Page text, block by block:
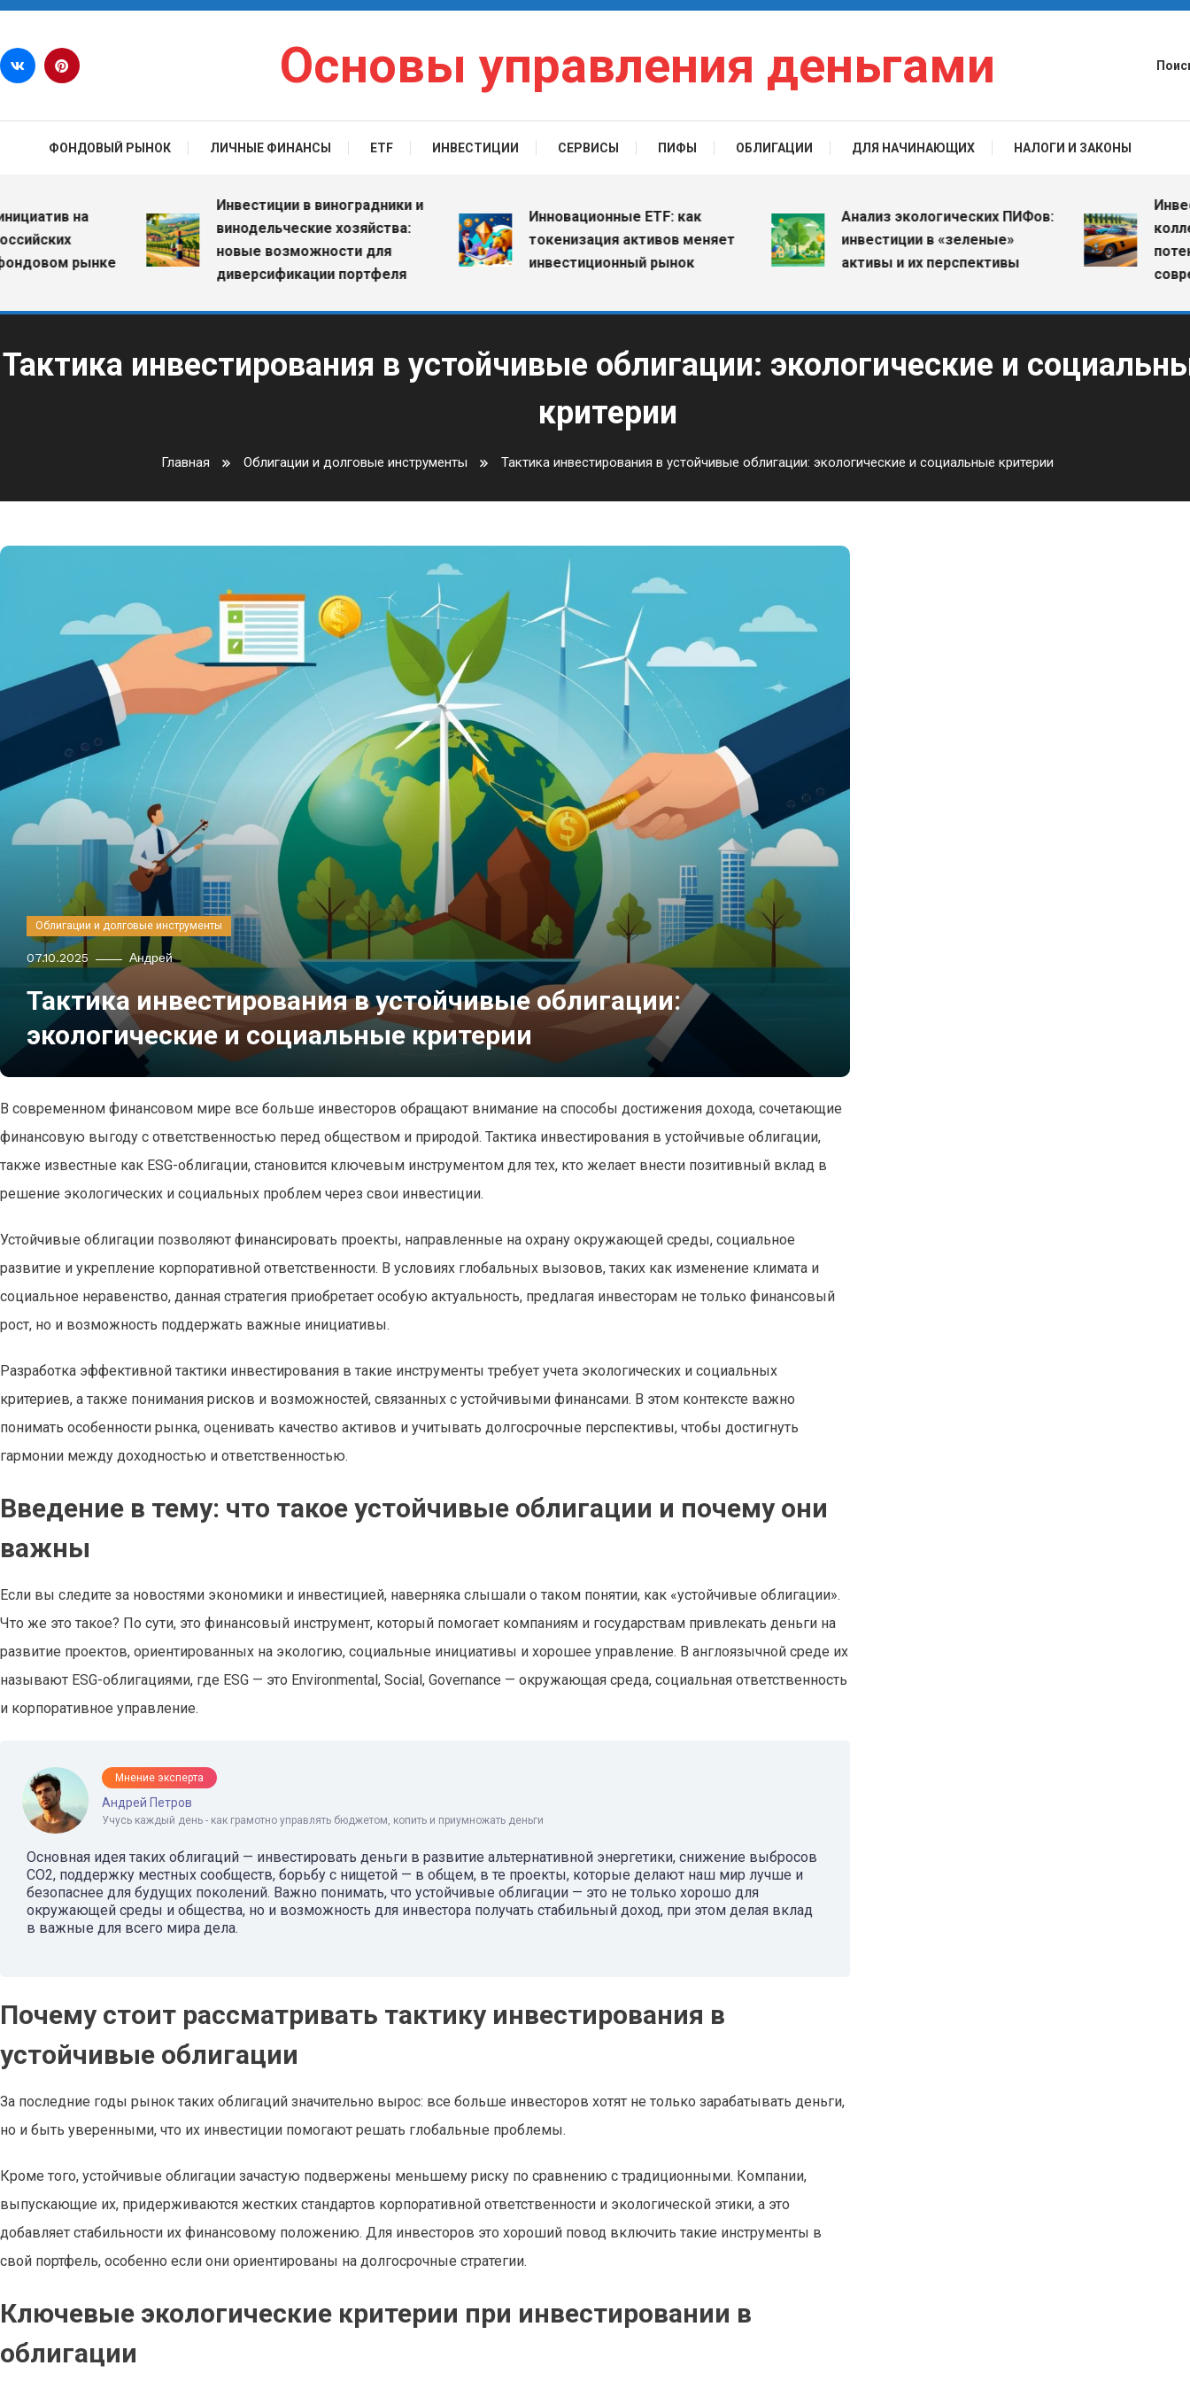
Перейти к содержимому
Основы управления деньгами
ФОНДОВЫЙ РЫНОК ЛИЧНЫЕ ФИНАНСЫ ETF ИНВЕСТИЦИИ СЕРВИСЫ ПИФЫ ОБЛИГАЦИИ ДЛЯ НАЧИНАЮЩИХ НАЛОГИ И ЗАКОНЫ
на
рынке
Инвестиции в виноградники и
винодельческие хозяйства:
новые возможности для
диверсификации портфеля
Инновационные ETF: как
токенизация активов меняет
инвестиционный рынок
Анализ экологических ПИФов:
инвестиции в «зеленые»
активы и их перспективы
Тактика инвестирования в устойчивые облигации: экологические и
критерии
Главная Облигации и долговые инструменты Тактика инвестирования в устойчивые облигации: экологические и социальные критерии
Облигации и долговые инструменты
07.10.2025 Андрей
Тактика инвестирования в устойчивые облигации:
экологические и социальные критерии
В современном финансовом мире все больше инвесторов обращают внимание на способы достижения дохода, сочетающие
финансовую выгоду с ответственностью перед обществом и природой. Тактика инвестирования в устойчивые облигации,
также известные как ESG-облигации, становится ключевым инструментом для тех, кто желает внести позитивный вклад в
решение экологических и социальных проблем через свои инвестиции.
Устойчивые облигации позволяют финансировать проекты, направленные на охрану окружающей среды, социальное
развитие и укрепление корпоративной ответственности. В условиях глобальных вызовов, таких как изменение климата и
социальное неравенство, данная стратегия приобретает особую актуальность, предлагая инвесторам не только финансовый
рост, но и возможность поддержать важные инициативы.
Разработка эффективной тактики инвестирования в такие инструменты требует учета экологических и социальных
критериев, а также понимания рисков и возможностей, связанных с устойчивыми финансами. В этом контексте важно
понимать особенности рынка, оценивать качество активов и учитывать долгосрочные перспективы, чтобы достигнуть
гармонии между доходностью и ответственностью.
Введение в тему: что такое устойчивые облигации и почему они
важны
Если вы следите за новостями экономики и инвестицией, наверняка слышали о таком понятии, как «устойчивые облигации».
Что же это такое? По сути, это финансовый инструмент, который помогает компаниям и государствам привлекать деньги на
развитие проектов, ориентированных на экологию, социальные инициативы и хорошее управление. В англоязычной среде их
называют ESG-облигациями, где ESG — это Environmental, Social, Governance — окружающая среда, социальная ответственность
и корпоративное управление.
Мнение эксперта
Андрей Петров
Учусь каждый день - как грамотно управлять бюджетом, копить и приумножать деньги
Основная идея таких облигаций — инвестировать деньги в развитие альтернативной энергетики, снижение выбросов
СО2, поддержку местных сообществ, борьбу с нищетой — в общем, в те проекты, которые делают наш мир лучше и
безопаснее для будущих поколений. Важно понимать, что устойчивые облигации — это не только хорошо для
окружающей среды и общества, но и возможность для инвестора получать стабильный доход, при этом делая вклад
в важные для всего мира дела.
Почему стоит рассматривать тактику инвестирования в
устойчивые облигации
За последние годы рынок таких облигаций значительно вырос: все больше инвесторов хотят не только зарабатывать деньги,
но и быть уверенными, что их инвестиции помогают решать глобальные проблемы.
Кроме того, устойчивые облигации зачастую подвержены меньшему риску по сравнению с традиционными. Компании,
выпускающие их, придерживаются жестких стандартов корпоративной ответственности и экологической этики, а это
добавляет стабильности их финансовому положению. Для инвесторов это хороший повод включить такие инструменты в
свой портфель, особенно если они ориентированы на долгосрочные стратегии.
Ключевые экологические критерии при инвестировании в
облигации